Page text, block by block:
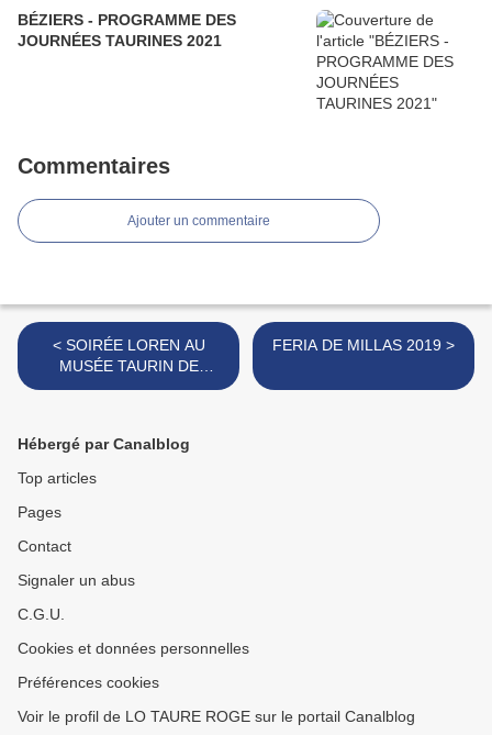
BÉZIERS - PROGRAMME DES
JOURNÉES TAURINES 2021
Commentaires
Ajouter un commentaire
< SOIRÉE LOREN AU
MUSÉE TAURIN DE
BÉZIERS EN AVANT FERIA
FERIA DE MILLAS 2019 >
Hébergé par Canalblog
Top articles
Pages
Contact
Signaler un abus
C.G.U.
Cookies et données personnelles
Préférences cookies
Voir le profil de LO TAURE ROGE sur le portail Canalblog